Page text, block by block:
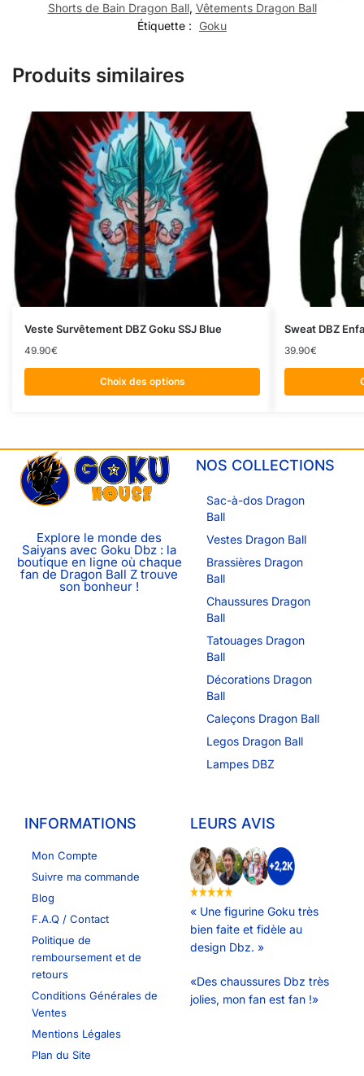
Shorts de Bain Dragon Ball, Vêtements Dragon Ball
Étiquette :
Goku
Produits similaires
Veste Survêtement DBZ Goku SSJ Blue
49.90€
Choix des options
Sweat DBZ
39.90€
Explore le monde des
Saiyans avec Goku Dbz : la
boutique en ligne où chaque
fan de Dragon Ball Z trouve
son bonheur !
NOS COLLECTIONS
Sac-à-dos Dragon
Ball
Vestes Dragon Ball
Brassières Dragon
Ball
Chaussures Dragon
Ball
Tatouages Dragon
Ball
Décorations Dragon
Ball
Caleçons Dragon Ball
Legos Dragon Ball
Lampes DBZ
INFORMATIONS
Mon Compte
Suivre ma commande
Blog
F.A.Q / Contact
Politique de
remboursement et de
retours
Conditions Générales de
Ventes
Mentions Légales
Plan du Site
LEURS AVIS
« Une figurine Goku très
bien faite et fidèle au
design Dbz. »
«Des chaussures Dbz très
jolies, mon fan est fan !»